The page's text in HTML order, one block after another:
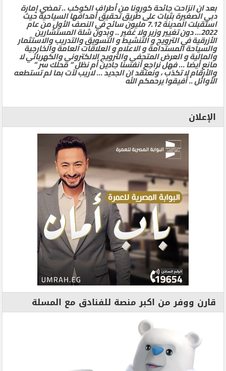
بعد ان انزاحت جائحة كورونا من أطراف الكوكب .. تمضي إمارة
دبي الصغيرة بثبات على طريق تحقيق أهدافها السياحية حيث
استقبلت المدينة 7.12 مليون سائح في النصف الأول من عام
2022… دون تغيير وزير ولا غفير .. وبدون شلة المستشارين
الأزرقية في الترويج و التنشيط و التسويق والتدريب والاستثمار
والسياحة المستدامة و الاعلام و العلاقات العامة والخارجية
والمالية و العرض المتحفي والترويج الالكتروني والكهربائي لا
مانع أيضا … فهل نراجع أنفسنا جادين أم نظل ” محلك سر ”
والأرقام لا تكذب ، ونعتقد ان الجديد … لاريب لآت بما لم تستطعه
الأوائل .. أفيقوا يرحمكم الله
الإعلان
قارن ووفر من اكبر منصة للفنادق مع المسلة